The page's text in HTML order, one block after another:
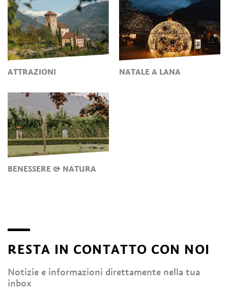
ATTRAZIONI NATALE A LANA
BENESSERE & NATURA
RESTA IN CONTATTO CON NOI
Notizie e informazioni direttamente nella tua
inbox